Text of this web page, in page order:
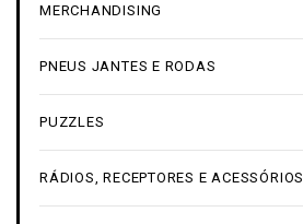
MERCHANDISING
PNEUS JANTES E RODAS
PUZZLES
RÁDIOS, RECEPTORES E ACESSÓRIOS